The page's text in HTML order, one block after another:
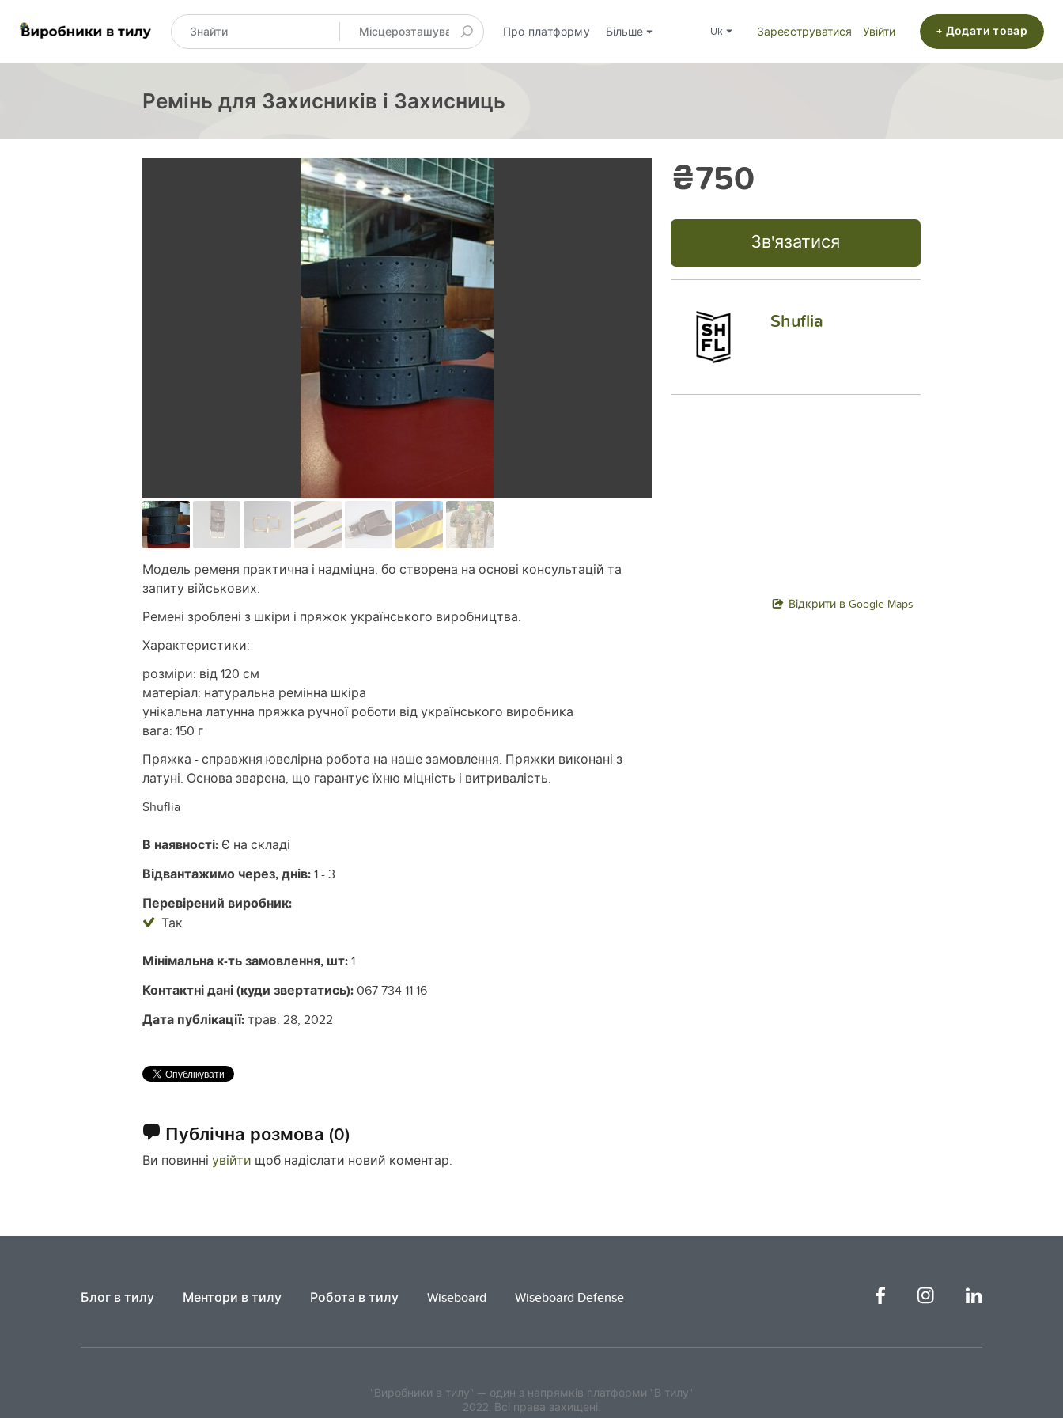
Про платформу Більше uk Зареєструватися Увійти + Додати товар
Ремінь для Захисників і Захисниць
Модель ременя практична і надміцна, бо створена на основі консультацій та
запиту військових.
Ремені зроблені з шкіри і пряжок українського виробництва.
Характеристики:
розміри: від 120 см
матеріал: натуральна ремінна шкіра
унікальна латунна пряжка ручної роботи від українського виробника
вага: 150 г
Пряжка - справжня ювелірна робота на наше замовлення. Пряжки виконані з
латуні. Основа зварена, що гарантує їхню міцність і витривалість.
Shuflia
В наявності: Є на складі
Відвантажимо через, днів:1 - 3
Перевірений виробник:
Так
Мінімальна к-ть замовлення, шт:1
Контактні дані (куди звертатись):067 734 11 16
Дата публікації:трав. 28, 2022
Публічна розмова (0)
Ви повинні увійти щоб надіслати новий коментар.
₴750
Зв'язатися
Shuflia
Відкрити в Google Maps
Блог в тилу Ментори в тилу Робота в тилу Wiseboard Wiseboard Defense
"Виробники в тилу" — один з напрямків платформи "В тилу"
2022. Всі права захищені.